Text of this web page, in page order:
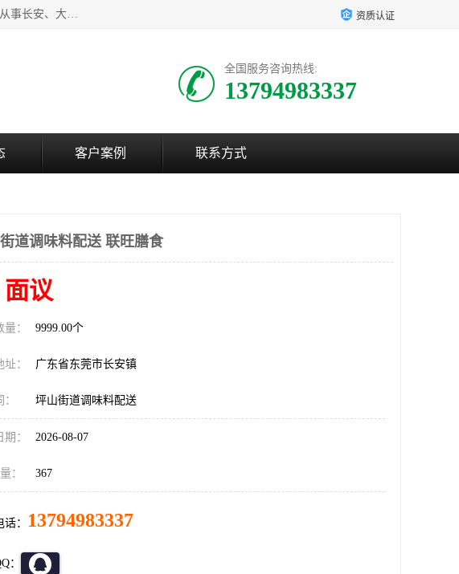
广东食安膳食管理服务有限公司是一家集干货粮油、肉禽蔬菜等食品加工、配送及食堂承包于一体的专业化公司。从事长安、大朗、大岭山、厚街、虎门等地区的蔬菜配送服务。 专业的服务队伍，以及完善的服务机制，经过多年的努力拼搏，赢得了广大客户的信赖和支持。 资质认证
全国服务咨询热线:
13794983337
客户案例 联系方式
道调味料配送 联旺膳食
面议
： 9999.00个
： 广东省东莞市长安镇
坪山街道调味料配送
： 2026-08-07
： 367
： 13794983337
：